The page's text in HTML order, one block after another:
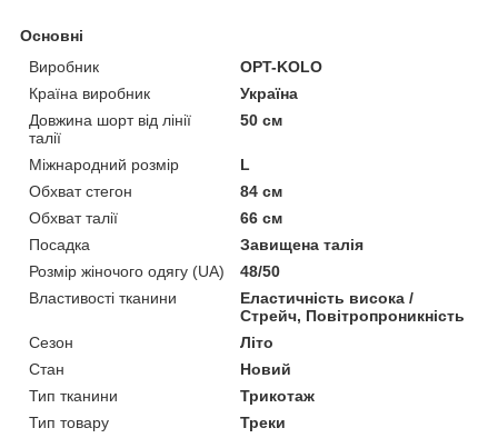
Основні
Виробник
OPT-KOLO
Країна виробник
Україна
Довжина шорт від лінії
талії
50 см
Міжнародний розмір
L
Обхват стегон
84 см
Обхват талії
66 см
Посадка
Завищена талія
Розмір жіночого одягу (UA)
48/50
Властивості тканини
Еластичність висока /
Стрейч, Повітропроникність
Сезон
Літо
Стан
Новий
Тип тканини
Трикотаж
Тип товару
Треки